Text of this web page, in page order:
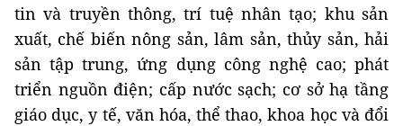
tin và truyền thông, trí tuệ nhân tạo; khu sản
xuất, chế biến nông sản, lâm sản, thủy sản, hải
sản tập trung, ứng dụng công nghệ cao; phát
triển nguồn điện; cấp nước sạch; cơ sở hạ tầng
giáo dục, y tế, văn hóa, thể thao, khoa học và đổi